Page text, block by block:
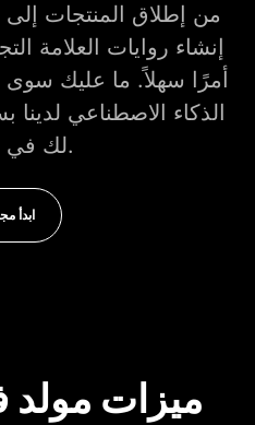
من إطلاق المنتجات إلى
أمرًا سهلاً. ما عليك
الذكاء الاصطناعي
لك في دقائق.
ابدأ
ميزات مولد